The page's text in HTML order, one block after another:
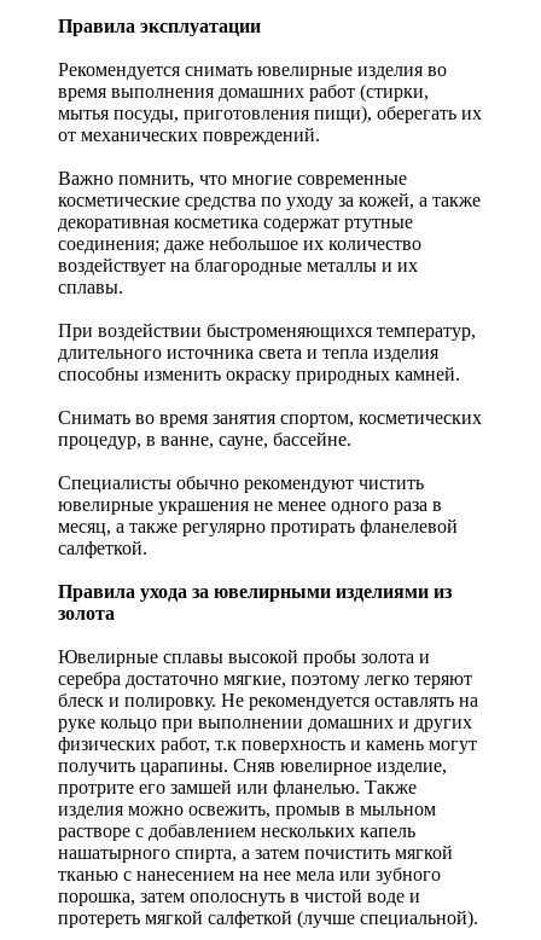
Правила эксплуатации
Рекомендуется снимать ювелирные изделия во
время выполнения домашних работ (стирки,
мытья посуды, приготовления пищи), оберегать их
от механических повреждений.
Важно помнить, что многие современные
косметические средства по уходу за кожей, а также
декоративная косметика содержат ртутные
соединения; даже небольшое их количество
воздействует на благородные металлы и их
сплавы.
При воздействии быстроменяющихся температур,
длительного источника света и тепла изделия
способны изменить окраску природных камней.
Снимать во время занятия спортом, косметических
процедур, в ванне, сауне, бассейне.
Специалисты обычно рекомендуют чистить
ювелирные украшения не менее одного раза в
месяц, а также регулярно протирать фланелевой
салфеткой.
Правила ухода за ювелирными изделиями из
золота
Ювелирные сплавы высокой пробы золота и
серебра достаточно мягкие, поэтому легко теряют
блеск и полировку. Не рекомендуется оставлять на
руке кольцо при выполнении домашних и других
физических работ, т.к поверхность и камень могут
получить царапины. Сняв ювелирное изделие,
протрите его замшей или фланелью. Также
изделия можно освежить, промыв в мыльном
растворе с добавлением нескольких капель
нашатырного спирта, а затем почистить мягкой
тканью с нанесением на нее мела или зубного
порошка, затем ополоснуть в чистой воде и
протереть мягкой салфеткой (лучше специальной).